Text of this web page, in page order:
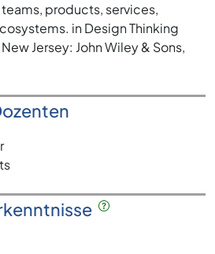
products, services,
in Design Thinking
Jersey: John Wiley & Sons,